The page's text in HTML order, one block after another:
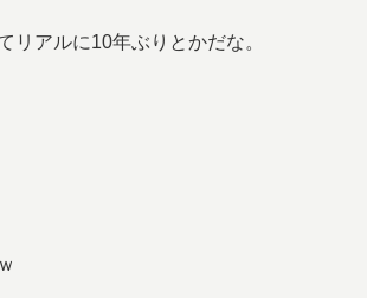
リアルに10年ぶりとかだな。